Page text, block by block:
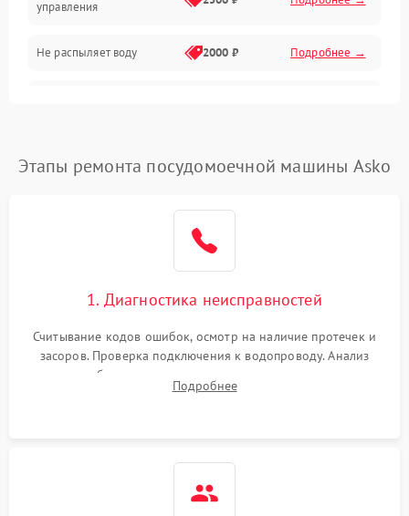
управления
Не распыляет воду 2000 ₽ Подробнее →
воды
1800 ₽ Подробнее →
Проблемы с
Этапы ремонта посудомоечной машины Asko
1. Диагностика неисправностей
Считывание кодов ошибок, осмотр на наличие протечек и
засоров. Проверка подключения к водопроводу. Анализ
жалоб на отсутствие слива, нагрева, вращения
разбрызгивателей или срабатывание системы защиты
Подробнее